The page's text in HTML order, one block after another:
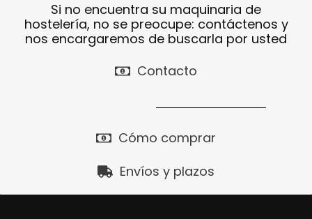
Si no encuentra su maquinaria de
hostelería, no se preocupe: contáctenos y
nos encargaremos de buscarla por usted
Contacto
Cómo comprar
Envíos y plazos